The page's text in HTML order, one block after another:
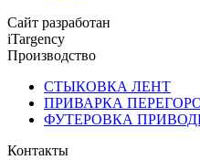
Сайт разработан
iTargency
Производство
СТЫКОВКА ЛЕНТ
ПРИВАРКА
ФУТЕРОВКА
Контакты